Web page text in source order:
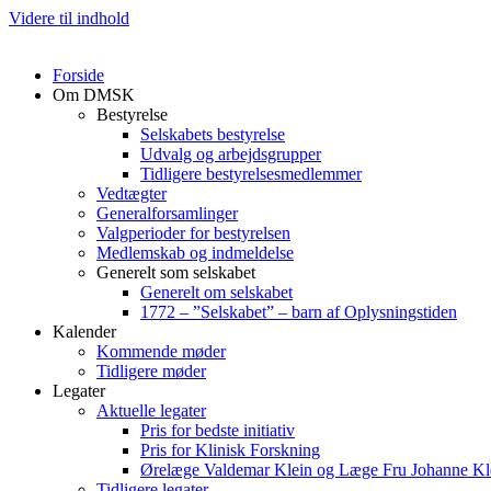
Videre til indhold
Forside
Om DMSK
Bestyrelse
Selskabets bestyrelse
Udvalg og arbejdsgrupper
Tidligere bestyrelsesmedlemmer
Vedtægter
Generalforsamlinger
Valgperioder for bestyrelsen
Medlemskab og indmeldelse
Generelt som selskabet
Generelt om selskabet
1772 – ”Selskabet” – barn af Oplysningstiden
Kalender
Kommende møder
Tidligere møder
Legater
Aktuelle legater
Pris for bedste initiativ
Pris for Klinisk Forskning
Ørelæge Valdemar Klein og Læge Fru Johanne